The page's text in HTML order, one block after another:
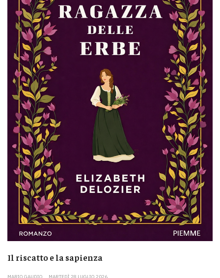
Il riscatto e la sapienza